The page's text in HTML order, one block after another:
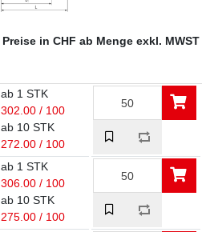
Preise in CHF ab Menge exkl. MWST
ab 1 STK
302.00 / 100
ab 10 STK
272.00 / 100
ab 1 STK
306.00 / 100
ab 10 STK
275.00 / 100